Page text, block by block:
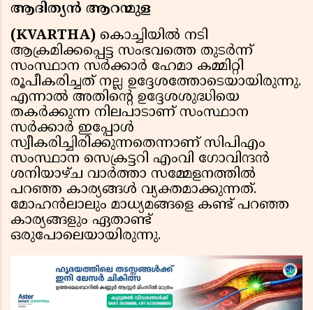
ആദിത്യൻ ആറന്മുള
(KVARTHA) കൊച്ചിയില്‍ നടി
ആക്രമിക്കപ്പെട്ട സംഭവത്തെ തുടര്‍ന്ന്
സംസ്ഥാന സര്‍ക്കാര്‍ ഹേമാ കമ്മിറ്റി
രൂപീകരിച്ചത് നല്ല ഉദ്ദേശത്തോടെയായിരുന്നു.
എന്നാല്‍ അതിന്റെ ഉദ്ദേശശുദ്ധിയെ
തകര്‍ക്കുന്ന നിലപാടാണ് സംസ്ഥാന
സര്‍ക്കാര്‍ ഇപ്പോള്‍
സ്വീകരിച്ചിരിക്കുന്നതെന്നാണ് സിപിഎം
സംസ്ഥാന സെക്രട്ടറി എംവി ഗോവിന്ദന്‍
ശനിയാഴ്ച വാര്‍ത്താ സമ്മേളനത്തില്‍
പറഞ്ഞ കാര്യങ്ങള്‍ വ്യക്തമാക്കുന്നത്.
മോഹന്‍ലാലും മാധ്യമങ്ങളെ കണ്ട് പറഞ്ഞ
കാര്യങ്ങളും ഏതാണ്ട്
ഒരുപോലെയായിരുന്നു.